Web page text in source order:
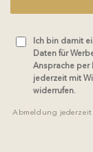
Ich bin damit
Daten für
Ansprache per
jederzeit mit
widerrufen.
Abmeldung